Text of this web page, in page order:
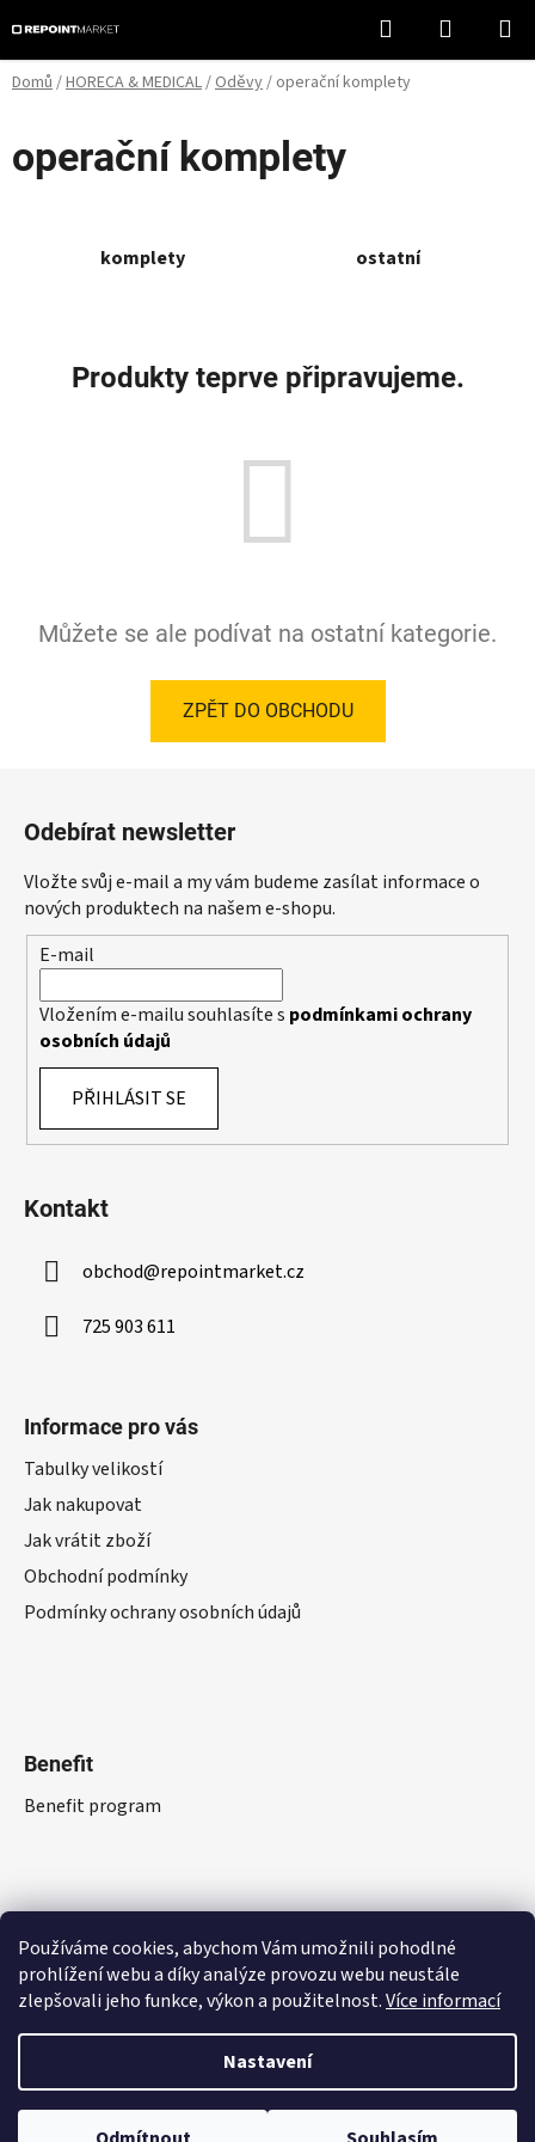
Používáme cookies, abychom Vám umožnili pohodlné
prohlížení webu a díky analýze provozu webu neustále
zlepšovali jeho funkce, výkon a použitelnost.Více informací
Nastavení
na
obsah
Hledat
KOŠÍK
Domů/HORECA & MEDICAL/Oděvy/ operační komplety
operační komplety
komplety ostatní
Produkty teprve připravujeme.
Můžete se ale podívat na ostatní kategorie.
ZPĚT DO OBCHODU
Odebírat newsletter
Vložte svůj e-mail a my vám budeme zasílat informace o
nových produktech na našem e-shopu.
E-mail
Vložením e-mailu souhlasíte s podmínkami ochrany
osobních údajů
PŘIHLÁSIT SE
Kontakt
obchod@repointmarket.cz
725 903 611
Informace pro vás
Tabulky velikostí
Jak nakupovat
Jak vrátit zboží
Obchodní podmínky
Podmínky ochrany osobních údajů
Benefit
Benefit program
Vytvořil Shoptet